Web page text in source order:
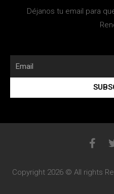
Déjanos tu email para
Copyright 2026 © All rights